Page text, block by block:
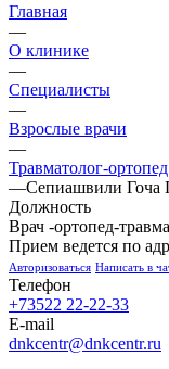
Главная
—
О клинике
—
Специалисты
—
Взрослые врачи
—
Травматолог-ортопед
—Сепиашвили Гоча
Должность
Врач -ортопед-
Прием ведется по
Авторизоваться Написать в
Телефон
+73522 22-22-33
E-mail
dnkcentr@dnkcentr.ru